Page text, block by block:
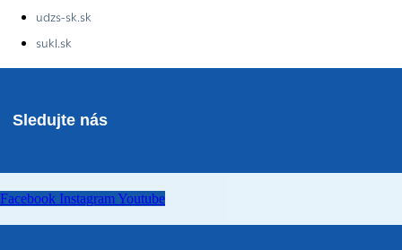
udzs-sk.sk
sukl.sk
Sledujte nás
Facebook Instagram Youtube